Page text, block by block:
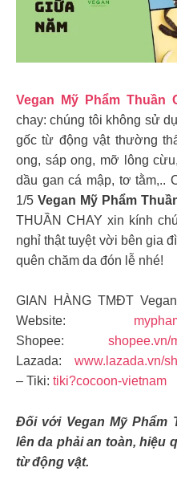
Vegan Mỹ Phẩm Thuần
chay: chúng tôi không sử
gốc từ động vật thường
ong, sáp ong, mỡ lông
dầu gan cá mập, tơ tằm,..
1/5Vegan Mỹ Phẩm
THUẦN CHAY xin kính
nghỉ thật tuyệt vời bên gia
quên chăm da đón lễ nhé!
GIAN HÀNG TMĐT
Website:
Shopee: shopee.vn/
Lazada: www.lazada.vn/
– Tiki: tiki?cocoon-vietnam
Đối với Vegan Mỹ Phẩm
lên da phải an toàn, hiệu
từ động vật.